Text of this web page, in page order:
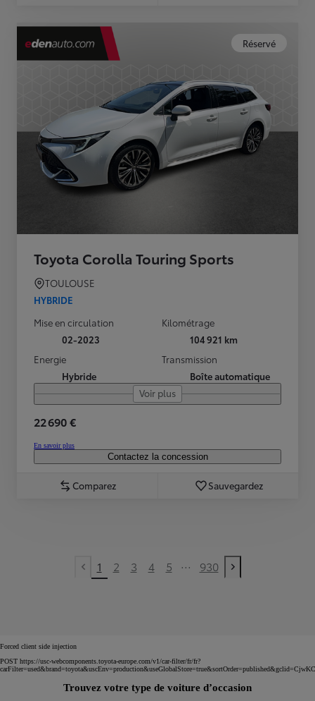
Réservé
Toyota Corolla Touring Sports
TOULOUSE
HYBRIDE
Mise en circulation
02-2023
Kilométrage
104 921 km
Energie
Hybride
Transmission
Boîte automatique
Voir plus
22 690 €
En savoir plus
Contactez la concession
Comparez Sauvegardez
Previous page
1 2 3 4 5 ... 930
Next page
Forced client side injection
POST https://usc-webcomponents.toyota-europe.com/v1/car-filter/fr/fr?
Trouvez votre type de voiture d’occasion